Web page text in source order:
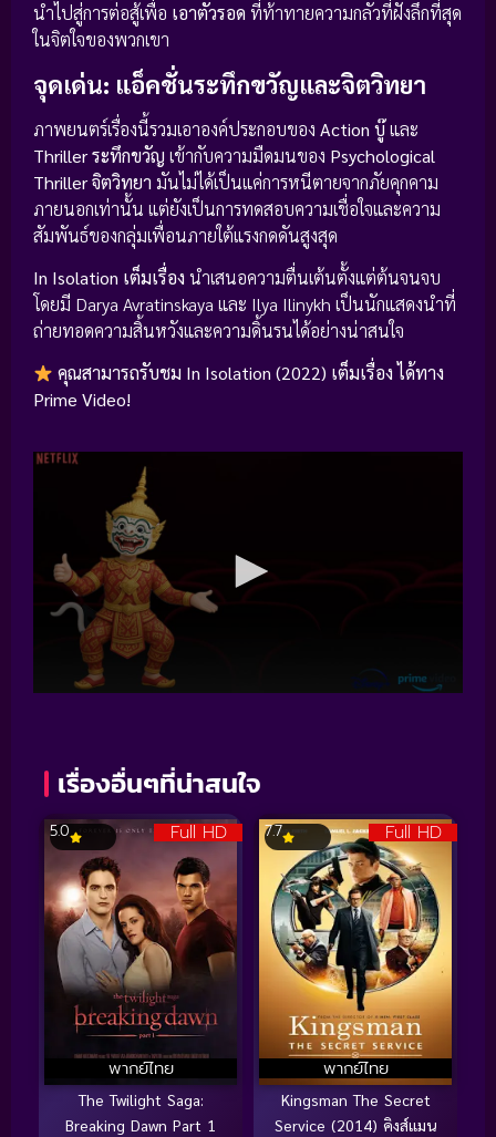
นำไปสู่การต่อสู้เพื่อ เอาตัวรอด ที่ท้าทายความกลัวที่ฝังลึกที่สุด
ในจิตใจของพวกเขา
จุดเด่น: แอ็คชั่นระทึกขวัญและจิตวิทยา
ภาพยนตร์เรื่องนี้รวมเอาองค์ประกอบของ Action บู๊และ
Thriller ระทึกขวัญ เข้ากับความมืดมนของ Psychological
Thriller จิตวิทยา มันไม่ได้เป็นแค่การหนีตายจากภัยคุกคาม
ภายนอกเท่านั้น แต่ยังเป็นการทดสอบความเชื่อใจและความ
สัมพันธ์ของกลุ่มเพื่อนภายใต้แรงกดดันสูงสุด
In Isolation เต็มเรื่อง นำเสนอความตื่นเต้นตั้งแต่ต้นจนจบ
โดยมี Darya Avratinskaya และ Ilya Ilinykh เป็นนักแสดงนำที่
ถ่ายทอดความสิ้นหวังและความดิ้นรนได้อย่างน่าสนใจ
คุณสามารถรับชม In Isolation (2022) เต็มเรื่อง ได้ทาง
Prime Video!
เรื่องอื่นๆที่น่าสนใจ
Full HD
พากย์ไทย
5.0
The Twilight Saga:
Breaking Dawn Part 1
Full HD
พากย์ไทย
7.7
Kingsman The Secret
Service (2014) คิงส์แมน